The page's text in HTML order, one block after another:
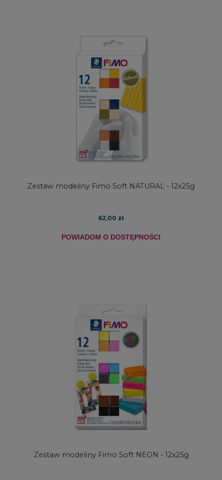
Zestaw modeliny Fimo Soft NATURAL - 12x25g
62,00 zł
POWIADOM O DOSTĘPNOŚCI
Zestaw modeliny Fimo Soft NEON - 12x25g